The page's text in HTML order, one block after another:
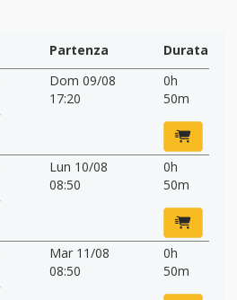
Partenza
Durata
Dom 09/08
17:20
0h
50m
Lun 10/08
08:50
0h
50m
Mar 11/08
08:50
0h
50m